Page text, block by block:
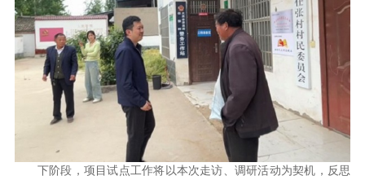
下阶段，项目试点工作将以本次走访、调研活动为契机，反思